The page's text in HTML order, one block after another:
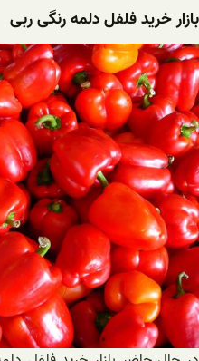
بازار خرید فلفل دلمه رنگی ربی